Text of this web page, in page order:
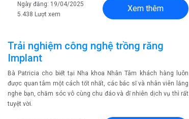
Ngày đăng: 19/04/2025
5.438 Lượt xem
Xem thêm
Trải nghiệm công nghệ trồng răng
Implant
Bà Patricia cho biết tại Nha khoa Nhân Tâm khách hàng luôn
được quan tâm một cách tốt nhất, các bác sĩ và nhân viên lắng
nghe bạn, chăm sóc vô cùng chu đáo và dĩ nhiên dịch vụ thì rất
tuyệt vời.